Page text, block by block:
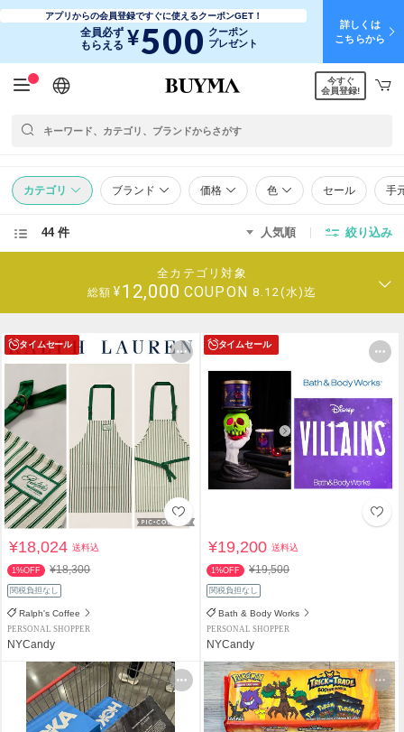
アプリからの会員登録ですぐに使えるクーポンGET！
全員必ず
もらえる ¥500 クーポン
プレゼント
詳しくは
こちらから
日本語
English
简体中文
繁體中文
今すぐ
会員登録!
カテゴリ ブランド 価格 色 セール 手
44 件 人気順 絞り込み
全カテゴリ対象
総額 ¥12,000 COUPON 8.12(水)迄
タイムセール
¥18,024送料込
1%OFF ¥18,300
関税負担なし
Ralph's Coffee
PERSONAL SHOPPER
NYCandy
タイムセール
¥19,200送料込
1%OFF ¥19,500
関税負担なし
Bath & Body Works
PERSONAL SHOPPER
NYCandy